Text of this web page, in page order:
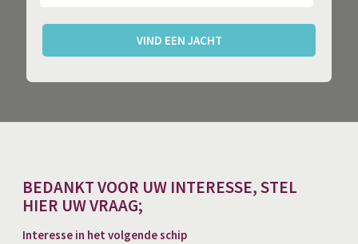
VIND EEN JACHT
BEDANKT VOOR UW INTERESSE, STEL
HIER UW VRAAG;
Interesse in het volgende schip